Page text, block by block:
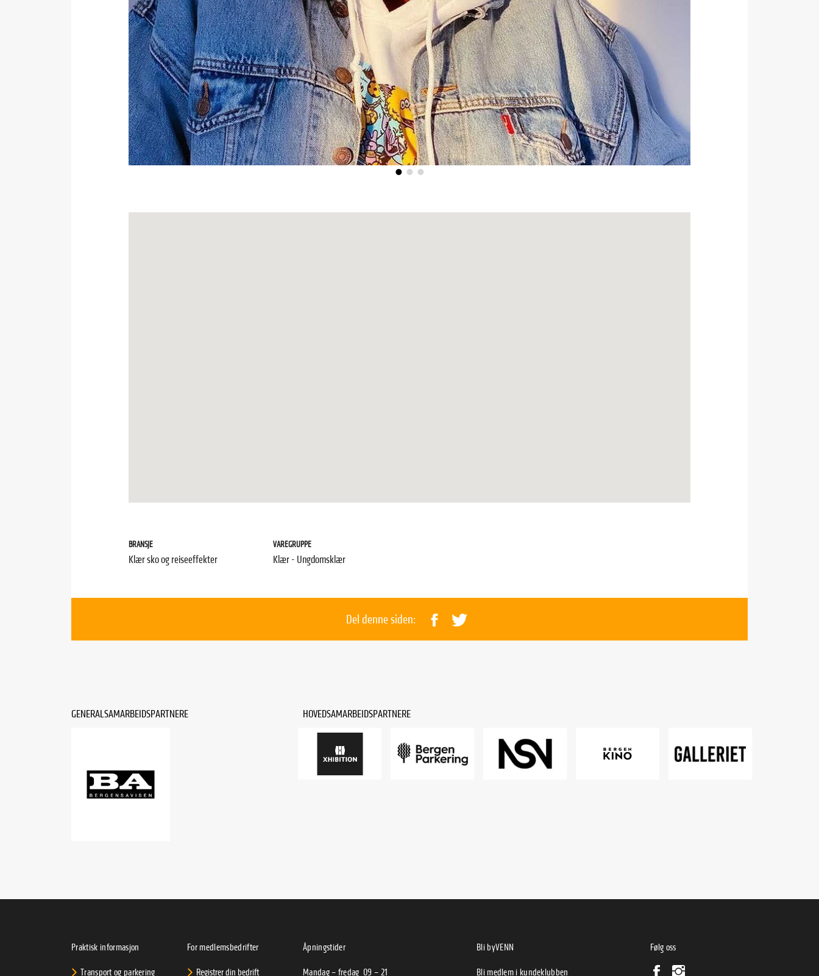
BRANSJE
Klær sko og reiseeffekter
VAREGRUPPE
Klær - Ungdomsklær
Del denne siden:
GENERALSAMARBEIDSPARTNERE HOVEDSAMARBEIDSPARTNERE
Praktisk informasjon
Transport og parkering
For medlemsbedrifter
Registrer din bedrift
Åpningstider
Mandag – fredag 09 – 21
Bli byVENN
Bli medlem i kundeklubben
Følg oss